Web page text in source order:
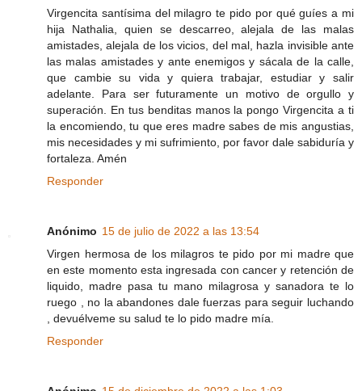
Virgencita santísima del milagro te pido por qué guíes a mi
hija Nathalia, quien se descarreo, alejala de las malas
amistades, alejala de los vicios, del mal, hazla invisible ante
las malas amistades y ante enemigos y sácala de la calle,
que cambie su vida y quiera trabajar, estudiar y salir
adelante. Para ser futuramente un motivo de orgullo y
superación. En tus benditas manos la pongo Virgencita a ti
la encomiendo, tu que eres madre sabes de mis angustias,
mis necesidades y mi sufrimiento, por favor dale sabiduría y
fortaleza. Amén
Responder
Anónimo 15 de julio de 2022 a las 13:54
Virgen hermosa de los milagros te pido por mi madre que
en este momento esta ingresada con cancer y retención de
liquido, madre pasa tu mano milagrosa y sanadora te lo
ruego , no la abandones dale fuerzas para seguir luchando
, devuélveme su salud te lo pido madre mía.
Responder